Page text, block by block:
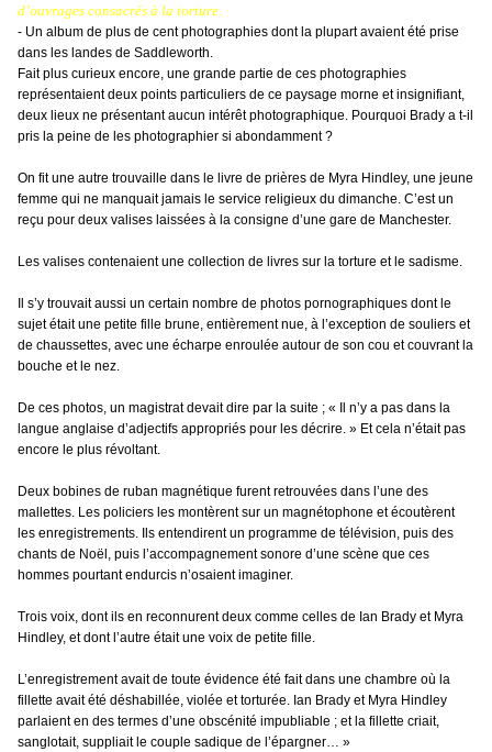
d’ouvrages consacrés à la torture.
- Un album de plus de cent photographies dont la plupart avaient été prise
dans les landes de Saddleworth.
Fait plus curieux encore, une grande partie de ces photographies
représentaient deux points particuliers de ce paysage morne et insignifiant,
deux lieux ne présentant aucun intérêt photographique. Pourquoi Brady a t-il
pris la peine de les photographier si abondamment ?
On fit une autre trouvaille dans le livre de prières de Myra Hindley, une jeune
femme qui ne manquait jamais le service religieux du dimanche. C’est un
reçu pour deux valises laissées à la consigne d’une gare de Manchester.
Les valises contenaient une collection de livres sur la torture et le sadisme.
Il s’y trouvait aussi un certain nombre de photos pornographiques dont le
sujet était une petite fille brune, entièrement nue, à l’exception de souliers et
de chaussettes, avec une écharpe enroulée autour de son cou et couvrant la
bouche et le nez.
De ces photos, un magistrat devait dire par la suite ; « Il n’y a pas dans la
langue anglaise d’adjectifs appropriés pour les décrire. » Et cela n’était pas
encore le plus révoltant.
Deux bobines de ruban magnétique furent retrouvées dans l’une des
mallettes. Les policiers les montèrent sur un magnétophone et écoutèrent
les enregistrements. Ils entendirent un programme de télévision, puis des
chants de Noël, puis l’accompagnement sonore d’une scène que ces
hommes pourtant endurcis n’osaient imaginer.
Trois voix, dont ils en reconnurent deux comme celles de Ian Brady et Myra
Hindley, et dont l’autre était une voix de petite fille.
L’enregistrement avait de toute évidence été fait dans une chambre où la
fillette avait été déshabillée, violée et torturée. Ian Brady et Myra Hindley
parlaient en des termes d’une obscénité impubliable ; et la fillette criait,
sanglotait, suppliait le couple sadique de l’épargner… »